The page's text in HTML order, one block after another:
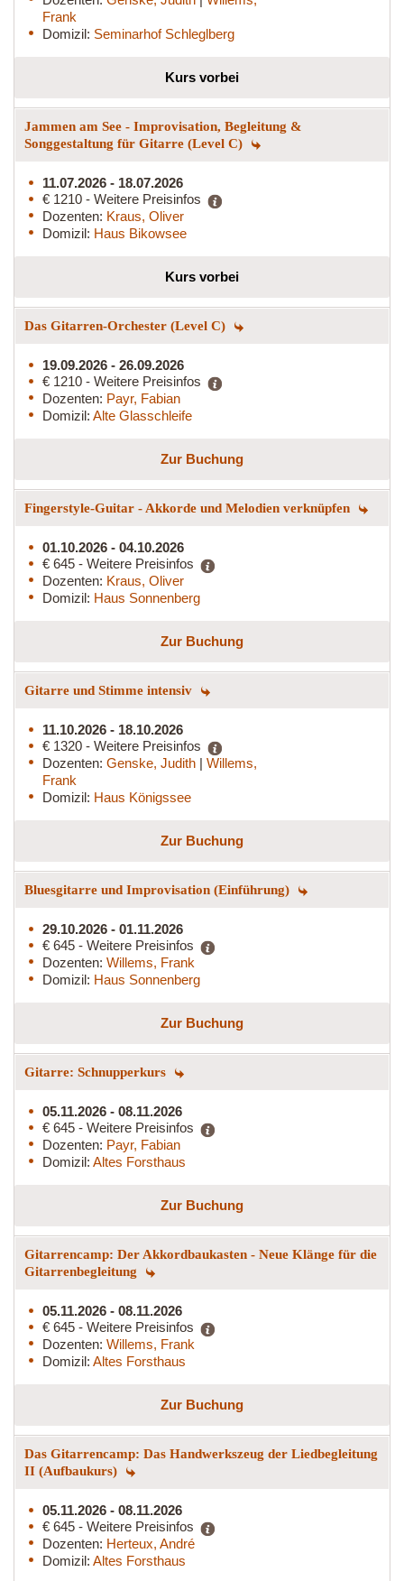
Frank
Domizil: Seminarhof Schleglberg
Kurs vorbei
Jammen am See - Improvisation, Begleitung &
Songgestaltung für Gitarre (Level C)
11.07.2026 - 18.07.2026
€ 1210 - Weitere Preisinfos
Dozenten: Kraus, Oliver
Domizil: Haus Bikowsee
Kurs vorbei
Das Gitarren-Orchester (Level C)
19.09.2026 - 26.09.2026
€ 1210 - Weitere Preisinfos
Dozenten: Payr, Fabian
Domizil: Alte Glasschleife
Zur Buchung
Fingerstyle-Guitar - Akkorde und Melodien verknüpfen
01.10.2026 - 04.10.2026
€ 645 - Weitere Preisinfos
Dozenten: Kraus, Oliver
Domizil: Haus Sonnenberg
Zur Buchung
Gitarre und Stimme intensiv
11.10.2026 - 18.10.2026
€ 1320 - Weitere Preisinfos
Dozenten: Genske, Judith | Willems,
Frank
Domizil: Haus Königssee
Zur Buchung
Bluesgitarre und Improvisation (Einführung)
29.10.2026 - 01.11.2026
€ 645 - Weitere Preisinfos
Dozenten: Willems, Frank
Domizil: Haus Sonnenberg
Zur Buchung
Gitarre: Schnupperkurs
05.11.2026 - 08.11.2026
€ 645 - Weitere Preisinfos
Dozenten: Payr, Fabian
Domizil: Altes Forsthaus
Zur Buchung
Gitarrencamp: Der Akkordbaukasten - Neue Klänge für die
Gitarrenbegleitung
05.11.2026 - 08.11.2026
€ 645 - Weitere Preisinfos
Dozenten: Willems, Frank
Domizil: Altes Forsthaus
Zur Buchung
Das Gitarrencamp: Das Handwerkszeug der Liedbegleitung
II (Aufbaukurs)
05.11.2026 - 08.11.2026
€ 645 - Weitere Preisinfos
Dozenten: Herteux, André
Domizil: Altes Forsthaus